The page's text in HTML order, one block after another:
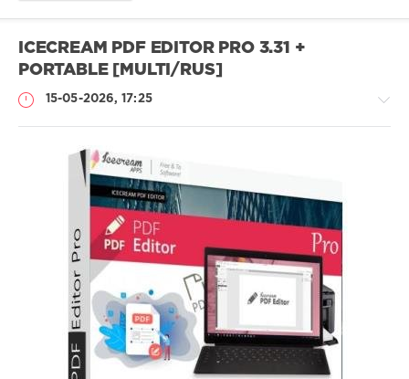
ICECREAM PDF EDITOR PRO 3.31 +
PORTABLE [MULTI/RUS]
15-05-2026, 17:25
редактор
,
файлов
,
документов